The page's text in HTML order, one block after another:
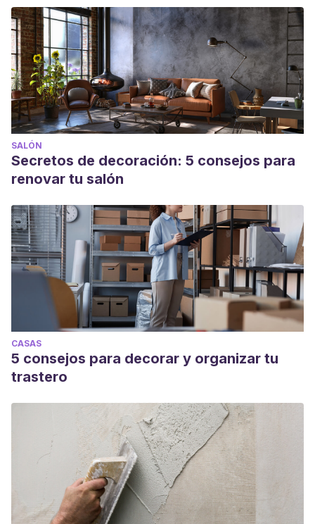
SALÓN
Secretos de decoración: 5 consejos para
renovar tu salón
CASAS
5 consejos para decorar y organizar tu
trastero